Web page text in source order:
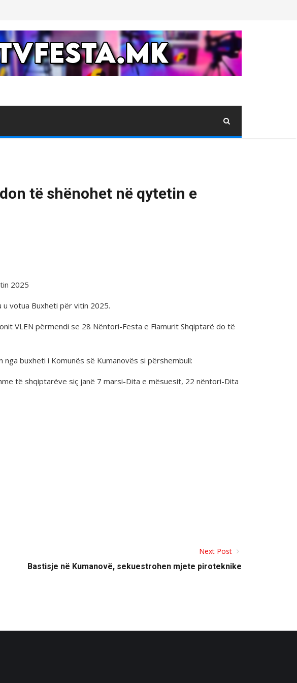
të shënohet në qytetin e
2025
votua Buxheti për vitin 2025.
VLEN përmendi se 28 Nëntori-Festa e Flamurit Shqiptarë do të
buxheti i Komunës së Kumanovës si përshembull:
të shqiptarëve siç janë 7 marsi-Dita e mësuesit, 22 nëntori-Dita
Next Post
Bastisje në Kumanovë, sekuestrohen mjete piroteknike